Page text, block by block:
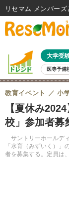
大学受
医専予備
親子で考える大学選び
共通テスト 夏休み
8月開催イベント・WS
自由研究教材（小学生向
【夏休み
校」参加者募
サントリーホールデ
「水育（みずいく）
者を募集する。定員は
教育イベント 小
リセマム メンバーズ